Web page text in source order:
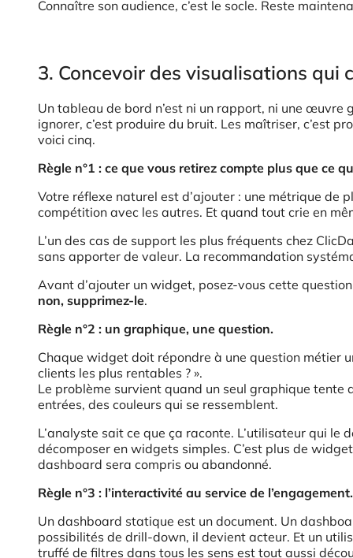
Connaître son audience, c’est le socle. Reste
3. Concevoir des visualisations
Un tableau de bord n’est ni un rapport, ni une œuvre
ignorer, c’est produire du bruit. Les maîtriser, c’est
voici cinq.
Règle n°1 : ce que vous retirez compte plus que ce
Votre réflexe naturel est d’ajouter : une métrique de
compétition avec les autres. Et quand tout crie en
L’un des cas de support les plus fréquents chez
sans apporter de valeur. La recommandation
Avant d’ajouter un widget, posez-vous cette
non, supprimez-le.
Règle n°2 : un graphique, une question.
Chaque widget doit répondre à une question métier
clients les plus rentables ? ».
Le problème survient quand un seul graphique tente
entrées, des couleurs qui se ressemblent.
L’analyste sait ce que ça raconte. L’utilisateur qui le
décomposer en widgets simples. C’est plus de
dashboard sera compris ou abandonné.
Règle n°3 : l’interactivité au service de l’engagement.
Un dashboard statique est un document. Un
possibilités de drill-down, il devient acteur. Et un
truffé de filtres dans tous les sens est tout aussi